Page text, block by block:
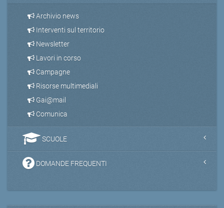
Archivio news
Interventi sul territorio
Newsletter
Lavori in corso
Campagne
Risorse multimediali
Gai@mail
Comunica
SCUOLE
DOMANDE FREQUENTI